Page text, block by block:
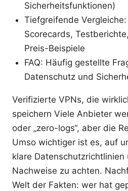
Sicherheitsfunktionen)
Tiefgreifende
Scorecards,
Preis-Beispiele
FAQ: Häufig gestellte
Datenschutz und
Verifizierte VPNs, die
speichern Viele Anbieter
oder „zero-logs“, aber die
Umso wichtiger ist es, auf
klare Datenschutzrichtlinien
Nachweise zu achten.
Welt der Fakten: wer hat